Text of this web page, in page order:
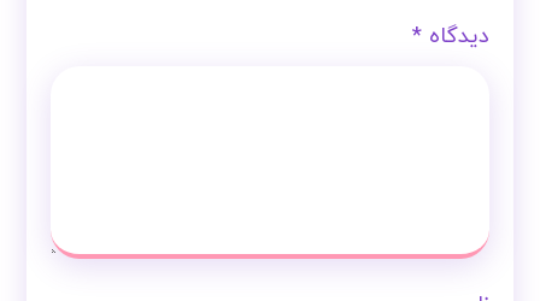
دیدگاه*